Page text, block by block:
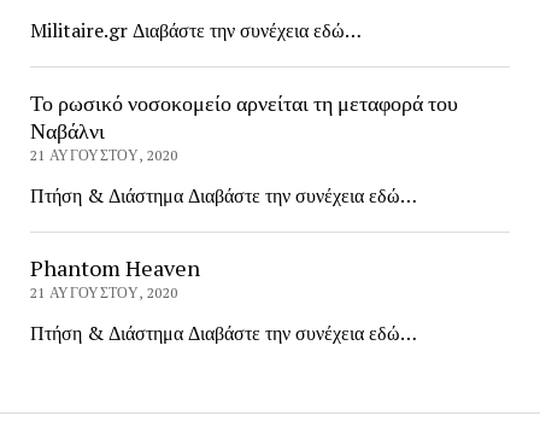
Militaire.gr Διαβάστε την συνέχεια εδώ…
Το ρωσικό νοσοκομείο αρνείται τη μεταφορά του
Ναβάλνι
21 ΑΥΓΟΎΣΤΟΥ, 2020
Πτήση & Διάστημα Διαβάστε την συνέχεια εδώ…
Phantom Heaven
21 ΑΥΓΟΎΣΤΟΥ, 2020
Πτήση & Διάστημα Διαβάστε την συνέχεια εδώ…